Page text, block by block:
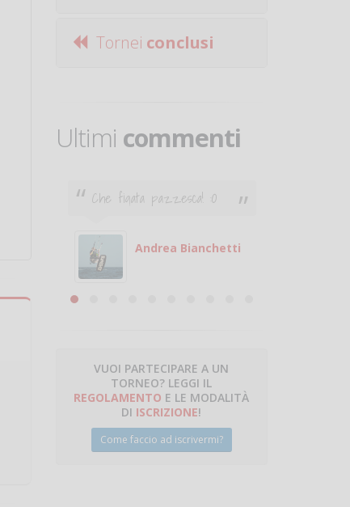
Tornei conclusi
Ultimi commenti
Che figata pazzesca! :O
Andrea Bianchetti
VUOI PARTECIPARE A UN
TORNEO? LEGGI IL
REGOLAMENTO E LE MODALITÀ
DI ISCRIZIONE!
Come faccio ad iscrivermi?